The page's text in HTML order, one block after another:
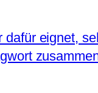
dafür eignet,